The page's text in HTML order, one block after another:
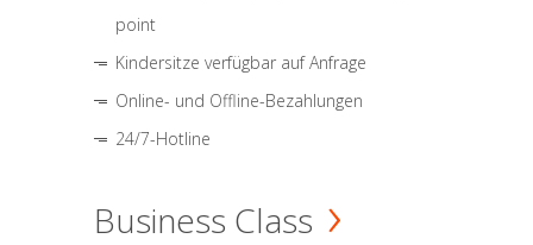
point
Kindersitze verfügbar auf Anfrage
Online- und Offline-Bezahlungen
24/7-Hotline
Business Class